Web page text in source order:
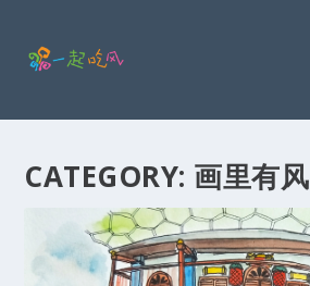
CATEGORY: 画里有风